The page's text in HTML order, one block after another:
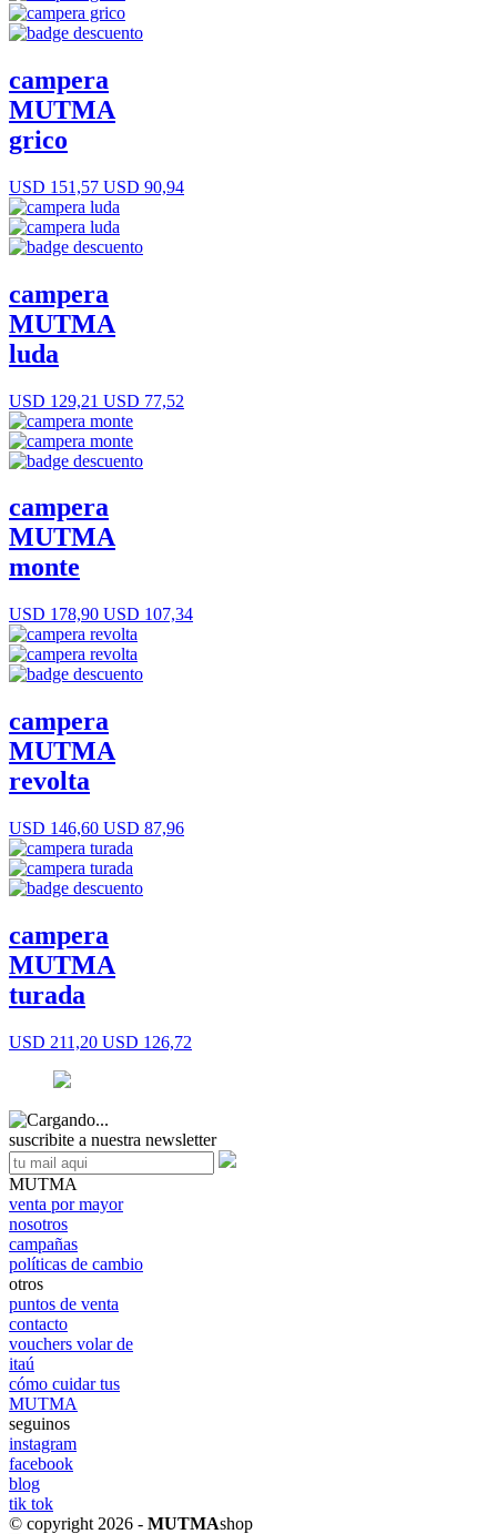
campera
MUTMA
grico
USD 151,57 USD 90,94
campera
MUTMA
luda
USD 129,21 USD 77,52
campera
MUTMA
monte
USD 178,90 USD 107,34
campera
MUTMA
revolta
USD 146,60 USD 87,96
campera
MUTMA
turada
USD 211,20 USD 126,72
suscribite a nuestra newsletter
MUTMA
venta por mayor
nosotros
campañas
políticas de cambio
otros
puntos de venta
contacto
vouchers volar de
itaú
cómo cuidar tus
MUTMA
seguinos
instagram
facebook
blog
tik tok
© copyright 2026 - MUTMAshop